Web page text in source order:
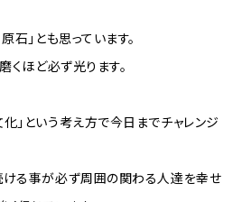
石」とも思っています。
くほど必ず光ります。
」という考え方で今日までチャレンジ
ける事が必ず周囲の関わる人達を幸せ